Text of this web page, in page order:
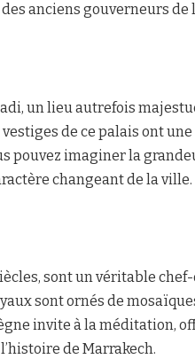
anciens gouverneurs de
un lieu autrefois
de ce palais ont une
pouvez imaginer la
changeant de la ville.
sont un véritable
sont ornés de
invite à la méditation,
de Marrakech.